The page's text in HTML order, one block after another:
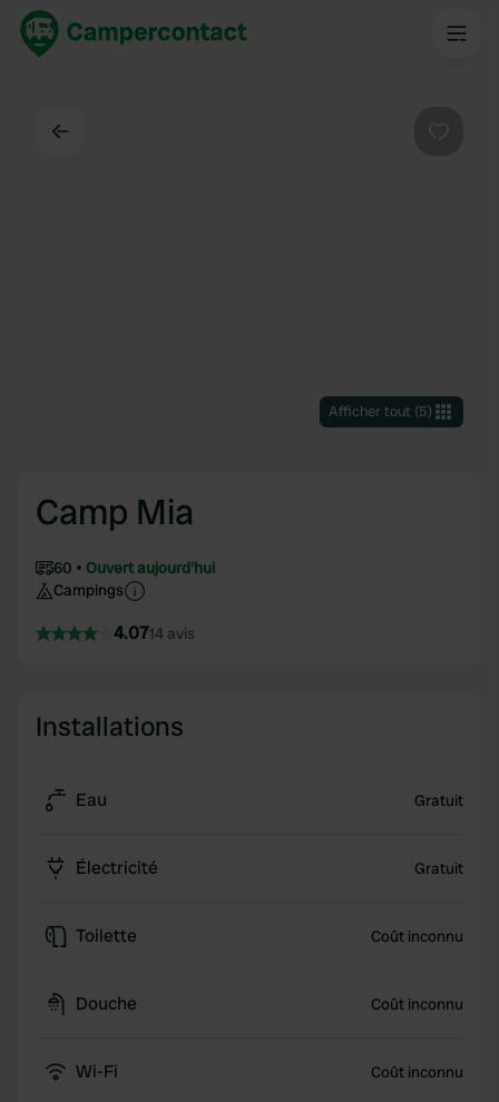
Afficher tout(5)
Camp Mia
60
Ouvert aujourd'hui
Campings
4.0714 avis
Installations
Eau Gratuit
Électricité Gratuit
Toilette Coût inconnu
Douche Coût inconnu
Wi-Fi Coût inconnu